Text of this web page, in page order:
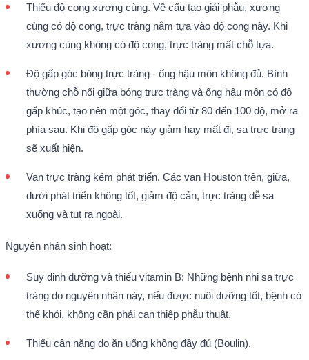
Thiếu độ cong xương cùng. Về cấu tạo giải phẫu, xương
cùng có độ cong, trực tràng nằm tựa vào độ cong này. Khi
xương cùng không có độ cong, trực tràng mất chỗ tựa.
Độ gấp góc bóng trực tràng - ống hậu môn không đủ. Bình
thường chỗ nối giữa bóng trực tràng và ống hậu môn có độ
gấp khúc, tạo nên một góc, thay đổi từ 80 đến 100 độ, mở ra
phía sau. Khi độ gấp góc này giảm hay mất đi, sa trực tràng
sẽ xuất hiện.
Van trực tràng kém phát triển. Các van Houston trên, giữa,
dưới phát triển không tốt, giảm độ cản, trực tràng dễ sa
xuống và tụt ra ngoài.
Nguyên nhân sinh hoạt:
Suy dinh dưỡng và thiếu vitamin B: Những bệnh nhi sa trực
tràng do nguyên nhân này, nếu được nuôi dưỡng tốt, bệnh có
thể khỏi, không cần phải can thiệp phẫu thuật.
Thiếu cân nặng do ăn uống không đầy đủ (Boulin).